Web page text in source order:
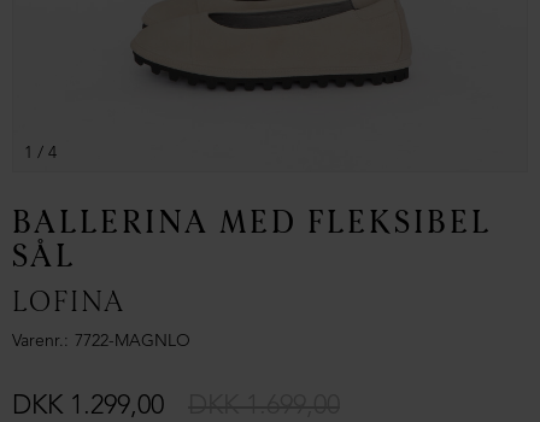
1 / 4
BALLERINA MED FLEKSIBEL
SÅL
LOFINA
Varenr. 7722-MAGNLO
DKK 1.299,00